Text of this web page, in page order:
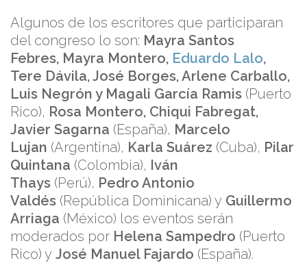
Algunos de los escritores que participaran
del congreso lo son: Mayra Santos
Febres, Mayra Montero, Eduardo Lalo,
Tere Dávila, José Borges, Arlene Carballo,
Luis Negrón y Magali García Ramis (Puerto
Rico), Rosa Montero, Chiqui Fabregat,
Javier Sagarna (España), Marcelo
Lujan (Argentina), Karla Suárez (Cuba), Pilar
Quintana (Colombia), Iván
Thays (Perú), Pedro Antonio
Valdés (República Dominicana) y Guillermo
Arriaga (México) los eventos serán
moderados por Helena Sampedro (Puerto
Rico) y José Manuel Fajardo (España).